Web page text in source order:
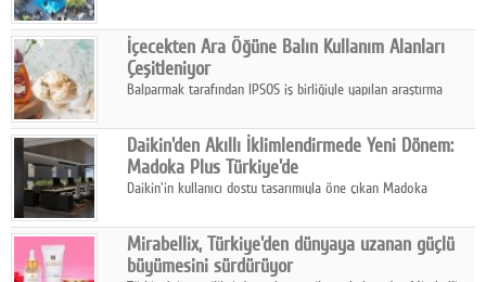
ettiriyor.
İçecekten Ara Öğüne Balın Kullanım Alanları
Çeşitleniyor
Balparmak tarafından IPSOS iş birliğiyle yapılan araştırma
ıhlamur gibi içeceklerde tercih ettiğini ortaya koyuyor.
Daikin'den Akıllı İklimlendirmede Yeni Dönem:
Madoka Plus Türkiye'de
Daikin'in kullanıcı dostu tasarımıyla öne çıkan Madoka
kontrol ünitesi Madoka Plus Türkiye'de satışa sunuldu.
Mirabellix, Türkiye'den dünyaya uzanan güçlü
büyümesini sürdürüyor